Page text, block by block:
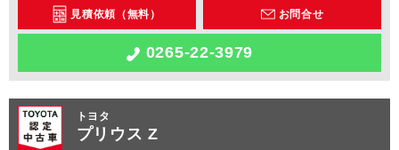
見積依頼（無料） お問合せ
0265-22-3979
トヨタ
プリウス Z